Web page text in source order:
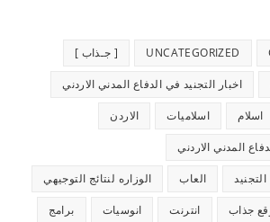
UNCATEGORIZED [ جـذاب ]
اخبار التجنيد في الدفاع المدني الاردني
اسلام اسلاميات الاردن
المدني الاردني
العاب الوزاره لنتائج التوجيهي
جذاب انترنت انوسيات برامج